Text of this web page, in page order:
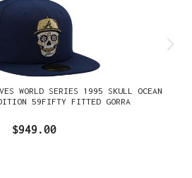
WORLD SERIES 1995 SKULL OCEAN
59FIFTY FITTED GORRA
$949.00